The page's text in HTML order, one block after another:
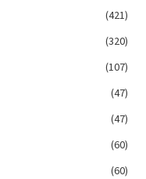
(421)
(320)
(107)
(47)
(47)
(60)
(60)